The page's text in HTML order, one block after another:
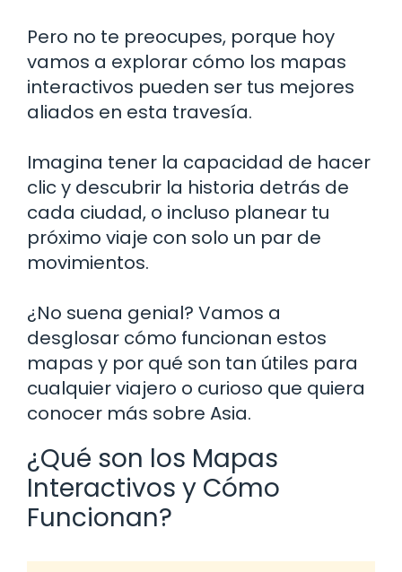
Pero no te preocupes, porque hoy
vamos a explorar cómo los mapas
interactivos pueden ser tus mejores
aliados en esta travesía.
Imagina tener la capacidad de hacer
clic y descubrir la historia detrás de
cada ciudad, o incluso planear tu
próximo viaje con solo un par de
movimientos.
¿No suena genial? Vamos a
desglosar cómo funcionan estos
mapas y por qué son tan útiles para
cualquier viajero o curioso que quiera
conocer más sobre Asia.
¿Qué son los Mapas
Interactivos y Cómo
Funcionan?